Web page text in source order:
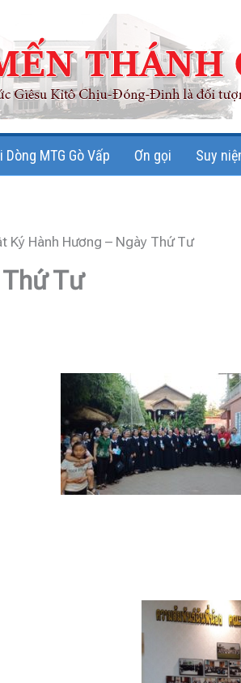
Dòng MTG Gò Vấp Ơn gọi Suy
Ký Hành Hương – Ngày Thứ Tư
Tư